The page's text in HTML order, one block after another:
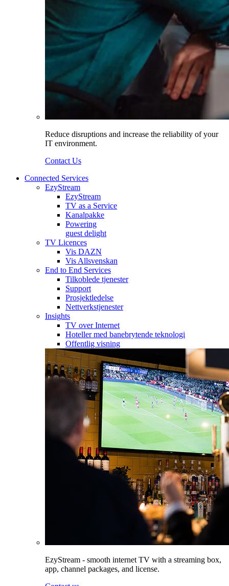
Reduce disruptions and increase the reliability of your
IT environment.
Contact Us
Connected Services
EzyStream
EzyStream
TV as a Service
Kanalpakke
Powering
guest delight
TV Licences
Vis DAZN
Vis Allsvenskan
End to End Services
Tilkoblede tjenester
Support
Prosjektledelse
Nettverkstjenester
Insights
TV over Internet
Hoteller med banebrytende teknologi
Offentlig visning
EzyStream - smooth internet TV with a streaming box,
app, channel packages, and license.